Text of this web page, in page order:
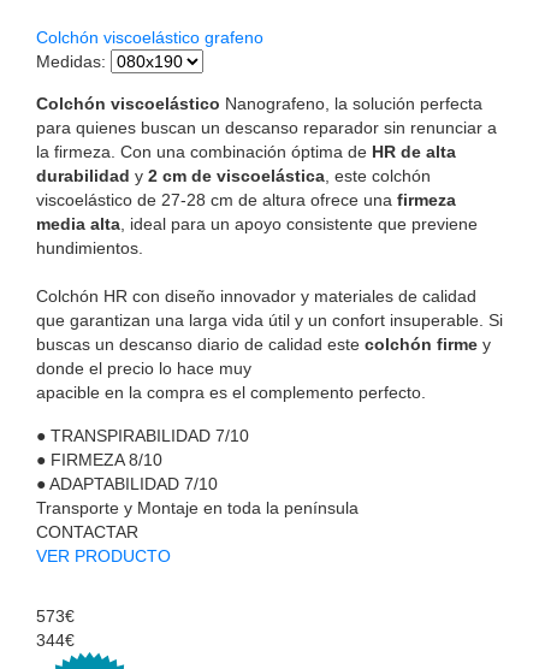
Colchón viscoelástico grafeno
Medidas:
Colchón viscoelástico Nanografeno, la solución perfecta
para quienes buscan un descanso reparador sin renunciar a
la firmeza. Con una combinación óptima de HR de alta
durabilidad y 2 cm de viscoelástica , este colchón
viscoelástico de 27-28 cm de altura ofrece una firmeza
media alta , ideal para un apoyo consistente que previene
hundimientos.
Colchón HR con diseño innovador y materiales de calidad
que garantizan una larga vida útil y un confort insuperable. Si
buscas un descanso diario de calidad este colchón firme y
donde el precio lo hace muy
apacible en la compra es el complemento perfecto.
● TRANSPIRABILIDAD 7/10
● FIRMEZA 8/10
●ADAPTABILIDAD 7/10
Transporte y Montaje en toda la península
CONTACTAR
VER PRODUCTO
573€
344€